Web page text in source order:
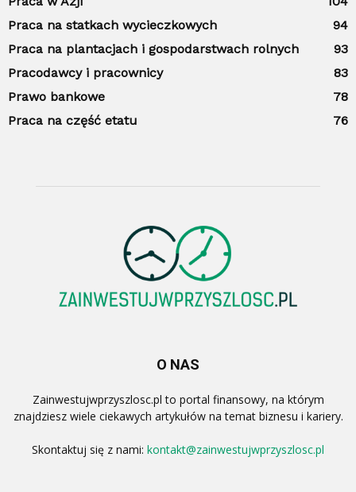
Praca na statkach wycieczkowych
94
Praca na plantacjach i gospodarstwach rolnych
93
Pracodawcy i pracownicy
83
Prawo bankowe
78
Praca na część etatu
76
O NAS
Zainwestujwprzyszlosc.pl to portal finansowy, na którym
znajdziesz wiele ciekawych artykułów na temat biznesu i kariery.
Skontaktuj się z nami: kontakt@zainwestujwprzyszlosc.pl